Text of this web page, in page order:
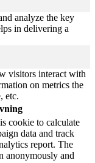
analyze the key
in delivering a
visitors interact with
on metrics the
etc.
cookie to calculate
data and track
report. The
anonymously and